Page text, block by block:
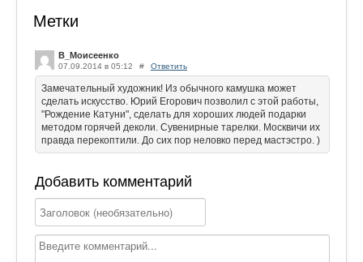
Метки
В_Моисеенко
07.09.2014 в 05:12 # Ответить
Замечательный художник! Из обычного камушка может
сделать искусство. Юрий Егорович позволил с этой работы,
"Рождение Катуни", сделать для хороших людей подарки
методом горячей деколи. Сувенирные тарелки. Москвичи их
правда перекоптили. До сих пор неловко перед мастэстро. )
Добавить комментарий